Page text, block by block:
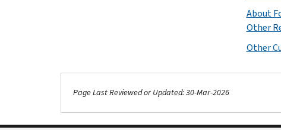
About
Other
Other
Page Last Reviewed or Updated: 30-Mar-2026